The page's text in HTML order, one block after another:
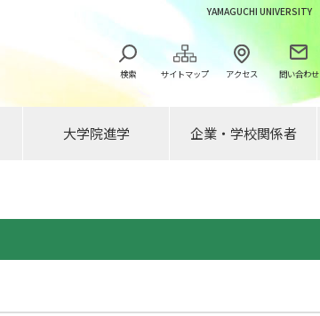
検索 サイトマップ アクセス 問い合わせ
YAMAGUCHI UNIVERSITY
大学院進学 企業・学校関係者